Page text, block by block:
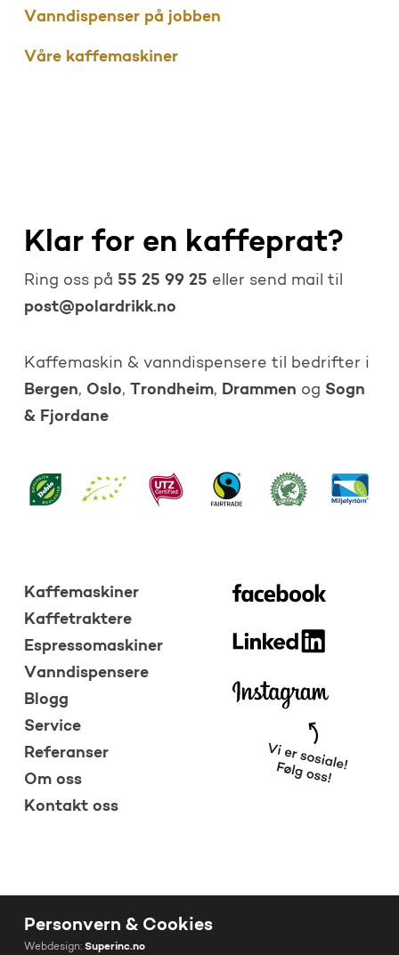
Vanndispenser på jobben
Våre kaffemaskiner
Klar for en kaffeprat?
Ring oss på 55 25 99 25 eller send mail til
post@polardrikk.no
Kaffemaskin & vanndispensere til bedrifter i
Bergen, Oslo, Trondheim, Drammen og Sogn
& Fjordane
Kaffemaskiner
Kaffetraktere
Espressomaskiner
Vanndispensere
Blogg
Service
Referanser
Om oss
Kontakt oss
Personvern & Cookies
Webdesign: Superinc.no